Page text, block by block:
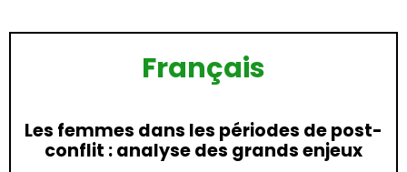
Français
Les femmes dans les périodes de post-
conflit : analyse des grands enjeux